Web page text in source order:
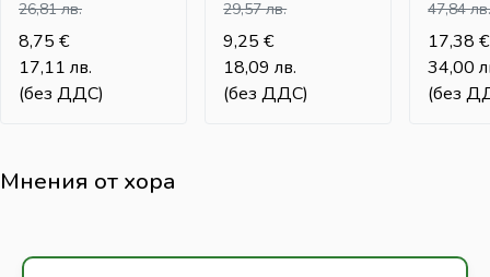
26,81лв.
8,75 €
17,11 лв.
(без ДДС)
29,57лв.
9,25€
18,09лв.
(без ДДС)
47,84
17,38€
34,00
(без
Мнения от хора